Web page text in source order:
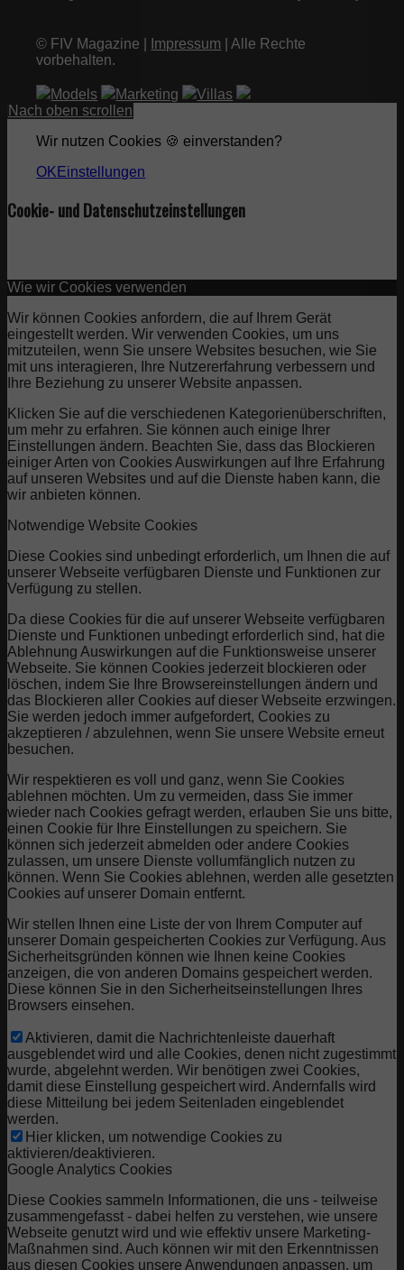
© FIV Magazine | Impressum | Alle Rechte
vorbehalten.
Models Marketing
Villas
Nach oben scrollen
Wir nutzen Cookies 🍪 einverstanden?
OK Einstellungen
Cookie- und Datenschutzeinstellungen
Wie wir Cookies verwenden
Wir können Cookies anfordern, die auf Ihrem Gerät
eingestellt werden. Wir verwenden Cookies, um uns
mitzuteilen, wenn Sie unsere Websites besuchen, wie Sie
mit uns interagieren, Ihre Nutzererfahrung verbessern und
Ihre Beziehung zu unserer Website anpassen.
Klicken Sie auf die verschiedenen Kategorienüberschriften,
um mehr zu erfahren. Sie können auch einige Ihrer
Einstellungen ändern. Beachten Sie, dass das Blockieren
einiger Arten von Cookies Auswirkungen auf Ihre Erfahrung
auf unseren Websites und auf die Dienste haben kann, die
wir anbieten können.
Notwendige Website Cookies
Diese Cookies sind unbedingt erforderlich, um Ihnen die auf
unserer Webseite verfügbaren Dienste und Funktionen zur
Verfügung zu stellen.
Da diese Cookies für die auf unserer Webseite verfügbaren
Dienste und Funktionen unbedingt erforderlich sind, hat die
Ablehnung Auswirkungen auf die Funktionsweise unserer
Webseite. Sie können Cookies jederzeit blockieren oder
löschen, indem Sie Ihre Browsereinstellungen ändern und
das Blockieren aller Cookies auf dieser Webseite erzwingen.
Sie werden jedoch immer aufgefordert, Cookies zu
akzeptieren / abzulehnen, wenn Sie unsere Website erneut
besuchen.
Wir respektieren es voll und ganz, wenn Sie Cookies
ablehnen möchten. Um zu vermeiden, dass Sie immer
wieder nach Cookies gefragt werden, erlauben Sie uns bitte,
einen Cookie für Ihre Einstellungen zu speichern. Sie
können sich jederzeit abmelden oder andere Cookies
zulassen, um unsere Dienste vollumfänglich nutzen zu
können. Wenn Sie Cookies ablehnen, werden alle gesetzten
Cookies auf unserer Domain entfernt.
Wir stellen Ihnen eine Liste der von Ihrem Computer auf
unserer Domain gespeicherten Cookies zur Verfügung. Aus
Sicherheitsgründen können wie Ihnen keine Cookies
anzeigen, die von anderen Domains gespeichert werden.
Diese können Sie in den Sicherheitseinstellungen Ihres
Browsers einsehen.
Aktivieren, damit die Nachrichtenleiste dauerhaft
ausgeblendet wird und alle Cookies, denen nicht zugestimmt
wurde, abgelehnt werden. Wir benötigen zwei Cookies,
damit diese Einstellung gespeichert wird. Andernfalls wird
diese Mitteilung bei jedem Seitenladen eingeblendet
werden.
Hier klicken, um notwendige Cookies zu
aktivieren/deaktivieren.
Google Analytics Cookies
Diese Cookies sammeln Informationen, die uns - teilweise
zusammengefasst - dabei helfen zu verstehen, wie unsere
Webseite genutzt wird und wie effektiv unsere Marketing-
Maßnahmen sind. Auch können wir mit den Erkenntnissen
aus diesen Cookies unsere Anwendungen anpassen, um